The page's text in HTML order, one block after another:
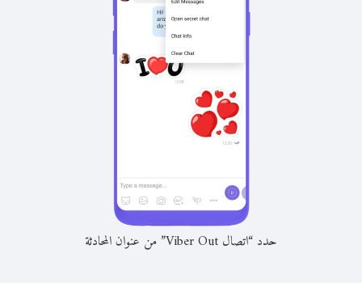
حدد “اتصال Viber Out” من عنوان المحادثة